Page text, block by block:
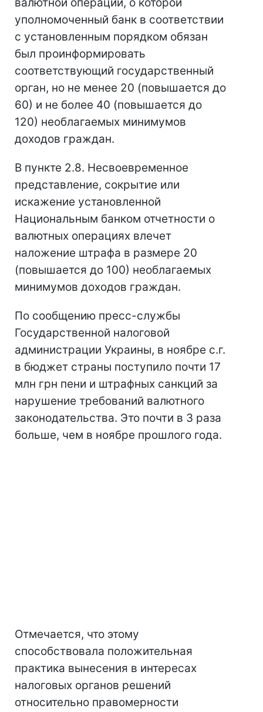
уполномоченный банк в соответствии
с установленным порядком обязан
был проинформировать
соответствующий государственный
орган, но не менее 20 (повышается до
60) и не более 40 (повышается до
120) необлагаемых минимумов
доходов граждан.
В пункте 2.8. Несвоевременное
представление, сокрытие или
искажение установленной
Национальным банком отчетности о
валютных операциях влечет
наложение штрафа в размере 20
(повышается до 100) необлагаемых
минимумов доходов граждан.
По сообщению пресс-службы
Государственной налоговой
администрации Украины, в ноябре с.г.
в бюджет страны поступило почти 17
млн грн пени и штрафных санкций за
нарушение требований валютного
законодательства. Это почти в 3 раза
больше, чем в ноябре прошлого года.
Отмечается, что этому
способствовала положительная
практика вынесения в интересах
налоговых органов решений
относительно правомерности